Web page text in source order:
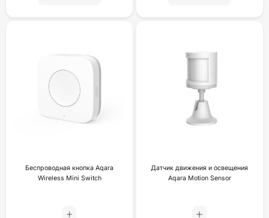
Беспроводная кнопка Aqara
Wireless Mini Switch
Датчик движения и освещения
Aqara Motion Sensor